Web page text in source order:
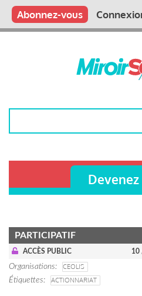
Aller
contenu
Main
Qui sommes nous ?
Vous publiez
Nous publions
Contactez-nous
Abonnez-vous
PARTICIPATIF
ACCÈS PUBLIC 10
Organisations
CEOLIS
Étiquettes
ACTIONNARIAT